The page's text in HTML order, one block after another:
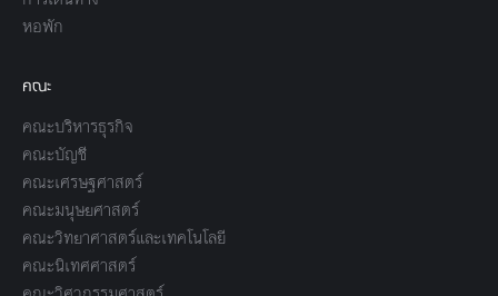
หอพัก
คณะ
คณะบริหารธุรกิจ
คณะบัญชี
คณะเศรษฐศาสตร์
คณะมนุษยศาสตร์
คณะวิทยาศาสตร์และเทคโนโลยี
คณะนิเทศศาสตร์